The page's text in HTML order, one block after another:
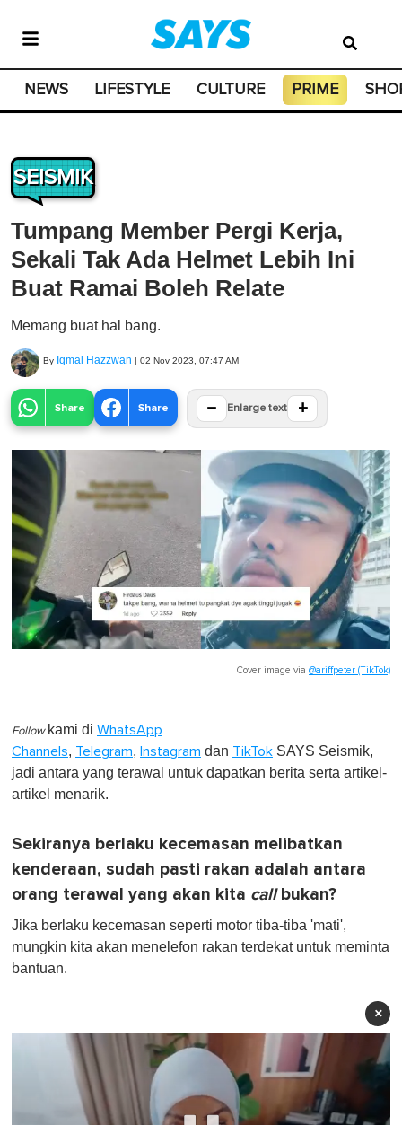
NEWS LIFESTYLE CULTURE PRIME
SEISMIK
Tumpang Member Pergi Kerja,
Sekali Tak Ada Helmet Lebih Ini
Buat Ramai Boleh Relate
Memang buat hal bang.
By Iqmal Hazzwan | 02 Nov 2023, 07:47 AM
Share Share − Enlarge text +
Cover image via @ariffpeter (TikTok)
Follow kami di WhatsApp
Channels, Telegram, Instagram dan TikTok SAYS Seismik,
jadi antara yang terawal untuk dapatkan berita serta artikel-
artikel menarik.
Sekiranya berlaku kecemasan melibatkan
kenderaan, sudah pasti rakan adalah antara
orang terawal yang akan kita callbukan?
Jika berlaku kecemasan seperti motor tiba-tiba 'mati',
mungkin kita akan menelefon rakan terdekat untuk meminta
bantuan.
×